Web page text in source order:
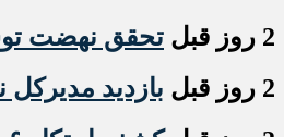
2 روز قبل
تحقق نهضت
2 روز قبل
بازدید